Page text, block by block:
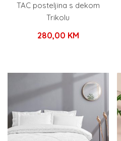
TAC posteljina s dekom
Trikolu
280,00 KM